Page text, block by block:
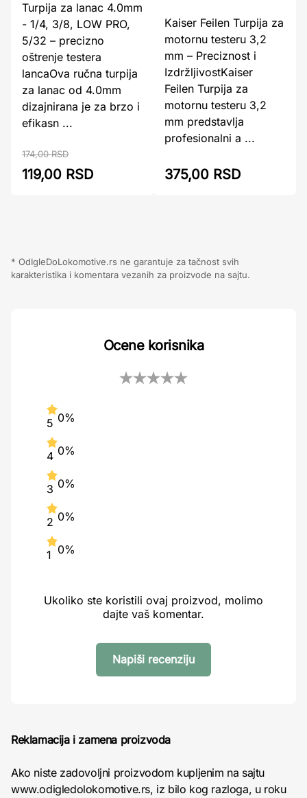
Turpija za lanac 4.0mm
- 1/4, 3/8, LOW PRO,
5/32 – precizno
oštrenje testera
lancaOva ručna turpija
za lanac od 4.0mm
dizajnirana je za brzo i
efikasn ...
174,00 RSD
119,00 RSD
Kaiser Feilen Turpija za
motornu testeru 3,2
mm – Preciznost i
IzdržljivostKaiser
Feilen Turpija za
motornu testeru 3,2
mm predstavlja
profesionalni a ...
375,00 RSD
* OdIgleDoLokomotive.rs ne garantuje za tačnost svih
karakteristika i komentara vezanih za proizvode na sajtu.
Ocene korisnika
5 0%
4 0%
3 0%
2 0%
1 0%
Ukoliko ste koristili ovaj proizvod, molimo
dajte vaš komentar.
Napiši recenziju
Reklamacija i zamena proizvoda
Ako niste zadovoljni proizvodom kupljenim na sajtu
www.odigledolokomotive.rs, iz bilo kog razloga, u roku